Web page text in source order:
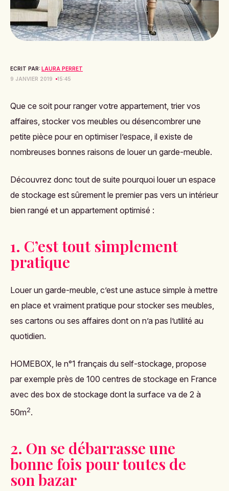
ECRIT PAR: LAURA PERRET
9 JANVIER 2019
15:45
Que ce soit pour ranger votre appartement, trier vos
affaires, stocker vos meubles ou désencombrer une
petite pièce pour en optimiser l’espace, il existe de
nombreuses bonnes raisons de louer un garde-meuble.
Découvrez donc tout de suite pourquoi louer un espace
de stockage est sûrement le premier pas vers un intérieur
bien rangé et un appartement optimisé :
1. C’est tout simplement
pratique
Louer un garde-meuble, c’est une astuce simple à mettre
en place et vraiment pratique pour stocker ses meubles,
ses cartons ou ses affaires dont on n’a pas l’utilité au
quotidien.
HOMEBOX, le n°1 français du self-stockage, propose
par exemple près de 100 centres de stockage en France
avec des box de stockage dont la surface va de 2 à
50m2.
2. On se débarrasse une
bonne fois pour toutes de
son bazar